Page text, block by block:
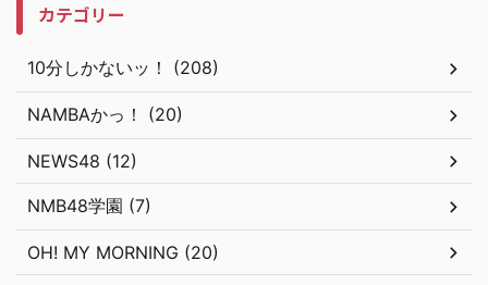
カテゴリー
10分しかないッ！ (208)
NAMBAかっ！ (20)
NEWS48 (12)
NMB48学園 (7)
OH! MY MORNING (20)